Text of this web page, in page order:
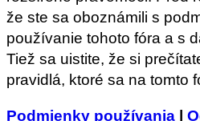
že ste sa oboznámili s
používanie tohoto fóra a s
Tiež sa uistite, že si
pravidlá, ktoré sa na tomto
Podmienky používania |